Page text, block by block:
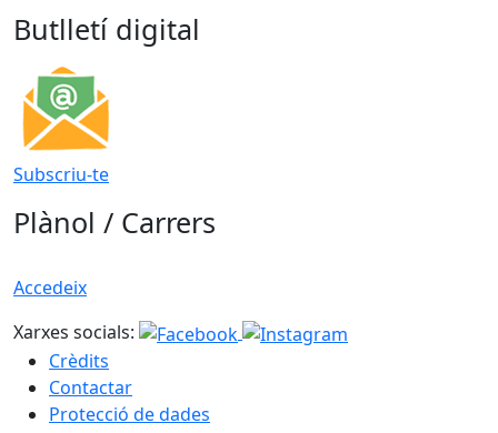
Butlletí digital
Subscriu-te
Plànol / Carrers
Accedeix
Xarxes socials:
Crèdits
Contactar
Protecció de dades